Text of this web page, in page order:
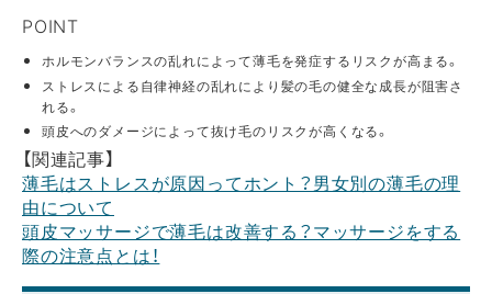
POINT
ホルモンバランスの乱れによって薄毛を発症するリスクが高まる。
ストレスによる自律神経の乱れにより髪の毛の健全な成長が阻害さ
れる。
頭皮へのダメージによって抜け毛のリスクが高くなる。
【関連記事】
薄毛はストレスが原因ってホント？男女別の薄毛の理
由について
頭皮マッサージで薄毛は改善する？マッサージをする
際の注意点とは！